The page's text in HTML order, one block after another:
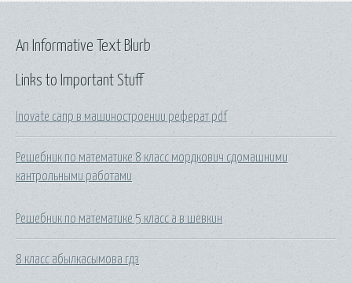
Links to Important Stuff
Inovate сапр в машиностроении реферат pdf
Решебник по математике 8 класс мордкович сдомашними
кантрольными работами
Решебник по математике 5 класс а в шевкин
8 класс абылкасымова гдз
An Informative Text Blurb